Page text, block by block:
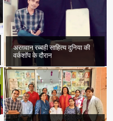
अरग़वान रब्बही साहित्य दुनिया की
वर्कशॉप के दौरान